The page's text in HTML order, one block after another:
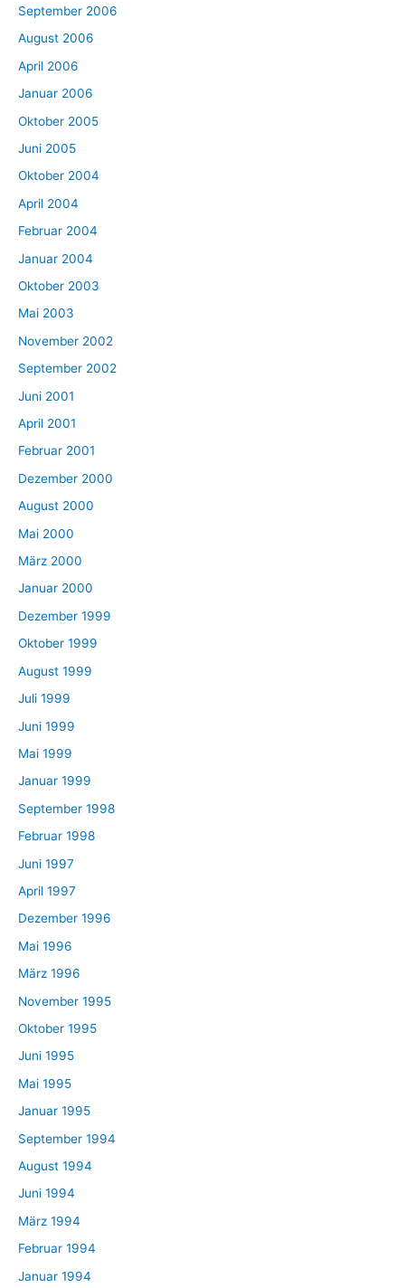
September 2006
August 2006
April 2006
Januar 2006
Oktober 2005
Juni 2005
Oktober 2004
April 2004
Februar 2004
Januar 2004
Oktober 2003
Mai 2003
November 2002
September 2002
Juni 2001
April 2001
Februar 2001
Dezember 2000
August 2000
Mai 2000
März 2000
Januar 2000
Dezember 1999
Oktober 1999
August 1999
Juli 1999
Juni 1999
Mai 1999
Januar 1999
September 1998
Februar 1998
Juni 1997
April 1997
Dezember 1996
Mai 1996
März 1996
November 1995
Oktober 1995
Juni 1995
Mai 1995
Januar 1995
September 1994
August 1994
Juni 1994
März 1994
Februar 1994
Januar 1994